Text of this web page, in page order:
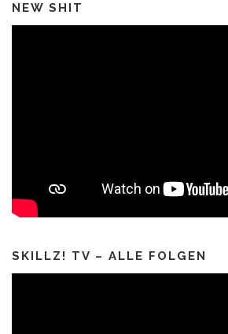
NEW SHIT
SKILLZ! TV – ALLE FOLGEN